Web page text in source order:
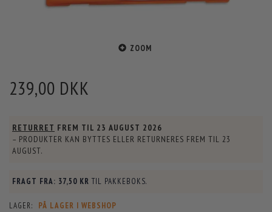
ZOOM
239,00 DKK
RETURRET FREM TIL 23 AUGUST 2026
– PRODUKTER KAN BYTTES ELLER RETURNERES FREM TIL 23
AUGUST.
FRAGT FRA: 37,50 KR TIL PAKKEBOKS.
LAGER: PÅ LAGER I WEBSHOP